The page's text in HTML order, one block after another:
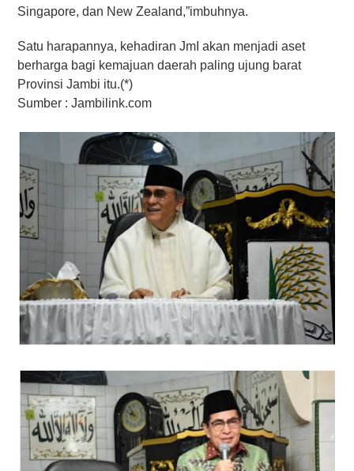
Singapore, dan New Zealand,”imbuhnya.
Satu harapannya, kehadiran JmI akan menjadi aset
berharga bagi kemajuan daerah paling ujung barat
Provinsi Jambi itu.(*)
Sumber : Jambilink.com